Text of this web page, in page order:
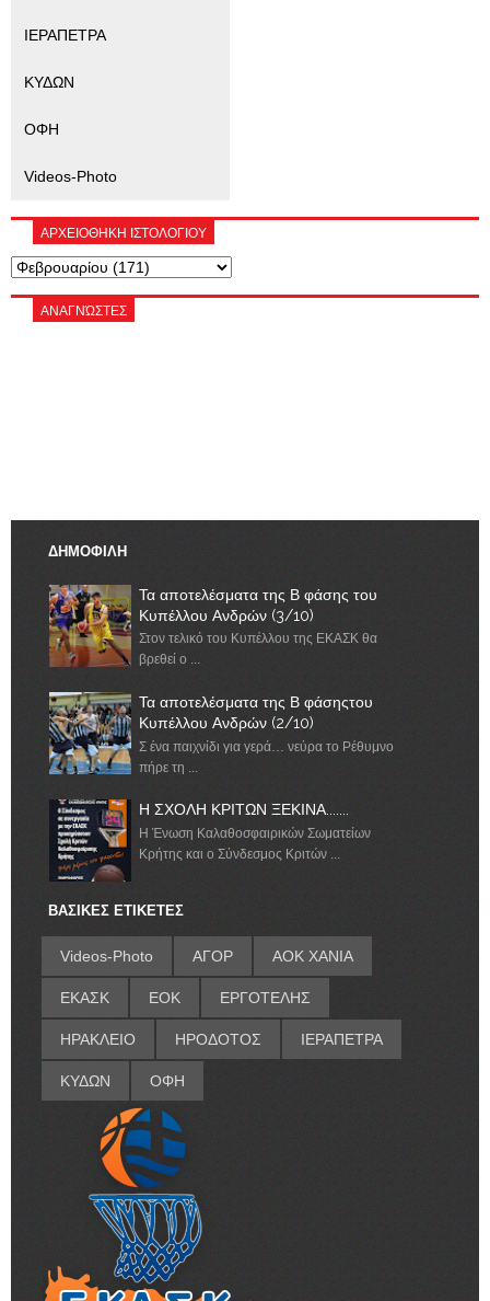
ΙΕΡΑΠΕΤΡΑ
ΚΥΔΩΝ
ΟΦΗ
Videos-Photo
ΑΡΧΕΙΟΘΗΚΗ ΙΣΤΟΛΟΓΙΟΥ
ΑΝΑΓΝΏΣΤΕΣ
ΔΗΜΟΦΙΛΗ
Τα αποτελέσματα της Β φάσης του
Κυπέλλου Ανδρών (3/10)
Στον τελικό του Κυπέλλου της ΕΚΑΣΚ θα
βρεθεί ο ...
Τα αποτελέσματα της Β φάσηςτου
Κυπέλλου Ανδρών (2/10)
Σ ένα παιχνίδι για γερά… νεύρα το Ρέθυμνο
πήρε τη ...
Η ΣΧΟΛΗ ΚΡΙΤΩΝ ΞΕΚΙΝΑ.......
Η Ένωση Καλαθοσφαιρικών Σωματείων
Κρήτης και ο Σύνδεσμος Κριτών ...
ΒΑΣΙΚΕΣ ΕΤΙΚΕΤΕΣ
Videos-Photo ΑΓΟΡ ΑΟΚ ΧΑΝΙΑ
ΕΚΑΣΚ ΕΟΚ ΕΡΓΟΤΕΛΗΣ
ΗΡΑΚΛΕΙΟ ΗΡΟΔΟΤΟΣ ΙΕΡΑΠΕΤΡΑ
ΚΥΔΩΝ ΟΦΗ